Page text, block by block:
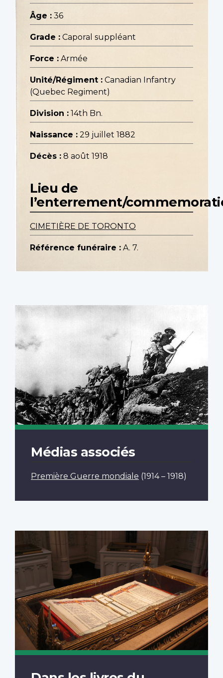
Âge : 36
Grade : Caporal suppléant
Force : Armée
Unité/Régiment : Canadian Infantry
(Quebec Regiment)
Division : 14th Bn.
Naissance : 29 juillet 1882
Décès : 8 août 1918
Lieu de
l’enterrement/
CIMETIÈRE DE TORONTO
Référence funéraire : A. 7.
Médias associés
Première Guerre mondiale (1914 – 1918)